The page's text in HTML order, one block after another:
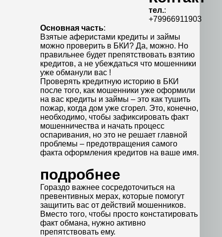
тел.:
+79966911903
Основная часть:
Взятые аферистами кредиты и займы
можно проверить в БКИ? Да, можно. Но
правильнее будет препятствовать взятию
кредитов, а не убеждаться что мошенники
уже обманули вас !
Проверять кредитную историю в БКИ
после того, как мошенники уже оформили
на вас кредиты и займы – это как тушить
пожар, когда дом уже сгорел. Это, конечно,
необходимо, чтобы зафиксировать факт
мошенничества и начать процесс
оспаривания, но это не решает главной
проблемы – предотвращения самого
факта оформления кредитов на ваше имя.
подробнее
Гораздо важнее сосредоточиться на
превентивных мерах, которые помогут
защитить вас от действий мошенников.
Вместо того, чтобы просто констатировать
факт обмана, нужно активно
препятствовать ему.